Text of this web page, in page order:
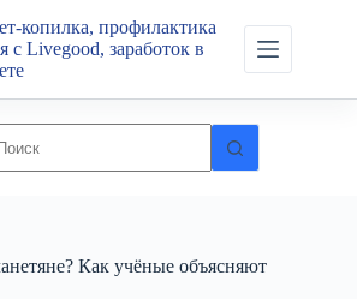
копилка, профилактика
с Livegood, заработок в
Как учёные объясняют